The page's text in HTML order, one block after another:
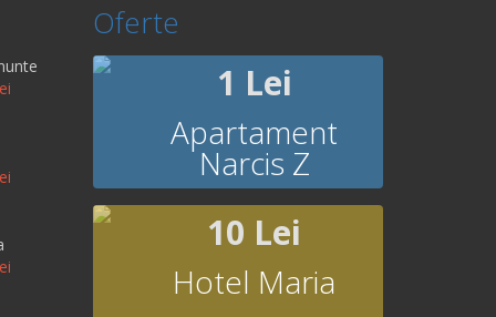
Oferte
1 Lei
Apartament
Narcis Z
10 Lei
Hotel Maria